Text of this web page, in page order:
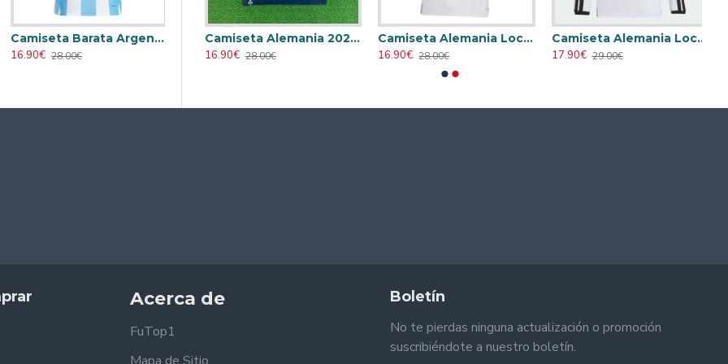
Camiseta Barata Argentina Primera Equipación 2024 Mujer
16.90€
28.00€
23.90€ 31.00€
Camiseta Alemania 2026 Azul
16.90€ 28.00€
Camiseta Alemania Local Mundial 2026 Blanco Mujer
16.90€ 28.00€
Camiseta Alemania Local Mundial 2026 ML Blanco
17.90€ 29.00€
Acerca de
FuTop1
Boletín
No te pierdas ninguna actualización o promoción
suscribiéndote a nuestro boletín.